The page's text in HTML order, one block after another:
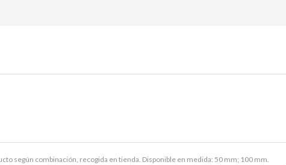
según combinación, recogida en tienda. Disponible en medida: 50 mm; 100 mm.